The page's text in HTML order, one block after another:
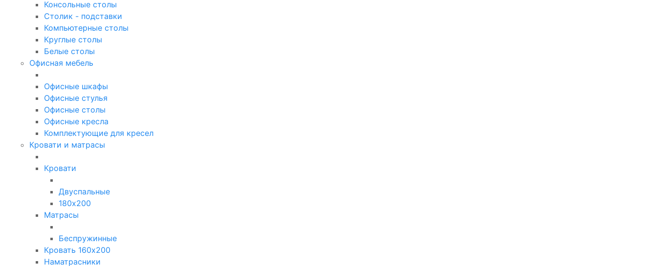
Консольные столы
Столик - подставки
Компьютерные столы
Круглые столы
Белые столы
Офисная мебель
Офисные шкафы
Офисные стулья
Офисные столы
Офисные кресла
Комплектующие для кресел
Кровати и матрасы
Кровати
Двуспальные
180х200
Матрасы
Беспружинные
Кровать 160х200
Наматрасники